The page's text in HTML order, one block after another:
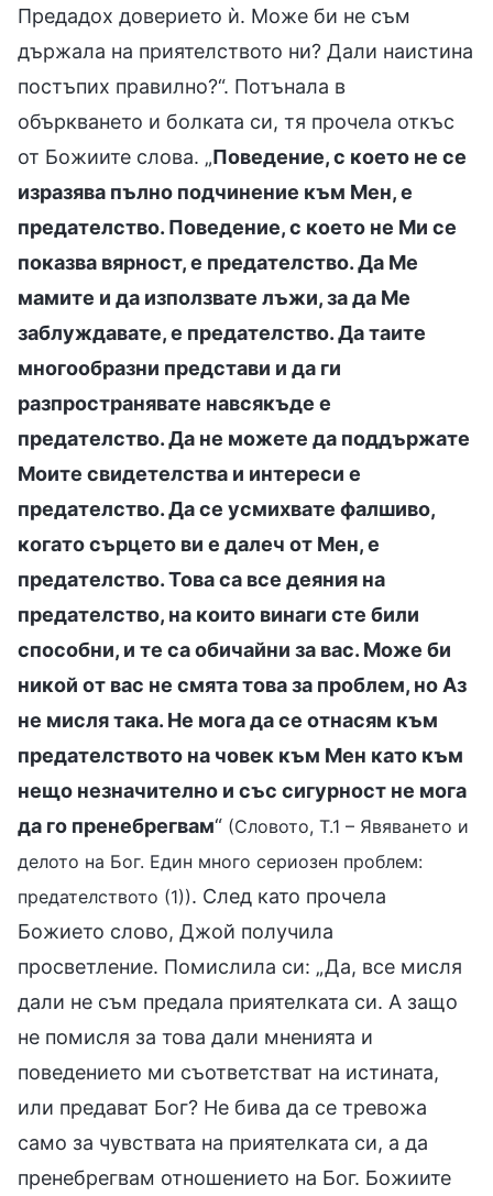
Предадох доверието ѝ. Може би не съм
държала на приятелството ни? Дали наистина
постъпих правилно?“. Потънала в
объркването и болката си, тя прочела откъс
от Божиите слова. „Поведение, с което не се
изразява пълно подчинение към Мен, е
предателство. Поведение, с което не Ми се
показва вярност, е предателство. Да Ме
мамите и да използвате лъжи, за да Ме
заблуждавате, е предателство. Да таите
многообразни представи и да ги
разпространявате навсякъде е
предателство. Да не можете да поддържате
Моите свидетелства и интереси е
предателство. Да се усмихвате фалшиво,
когато сърцето ви е далеч от Мен, е
предателство. Това са все деяния на
предателство, на които винаги сте били
способни, и те са обичайни за вас. Може би
никой от вас не смята това за проблем, но Аз
не мисля така. Не мога да се отнасям към
предателството на човек към Мен като към
нещо незначително и със сигурност не мога
да го пренебрегвам“ (Словото, Т.1 – Явяването и
делото на Бог. Един много сериозен проблем:
предателството (1)). След като прочела
Божието слово, Джой получила
просветление. Помислила си: „Да, все мисля
дали не съм предала приятелката си. А защо
не помисля за това дали мненията и
поведението ми съответстват на истината,
или предават Бог? Не бива да се тревожа
само за чувствата на приятелката си, а да
пренебрегвам отношението на Бог. Божиите